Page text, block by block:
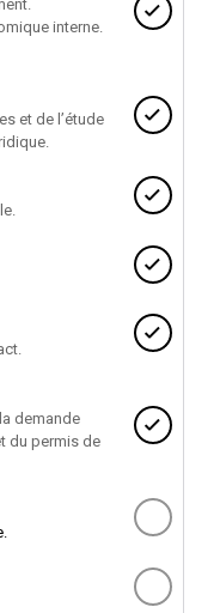
interne.
et de l’étude
demande
du permis de